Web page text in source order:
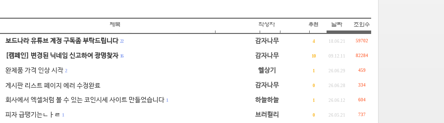
보드나라 유튜브 계정 구독좀 부탁드립니다 22 감자나무 4 18.06.21 59702
[캠페인] 변경된 닉네임 신고하여 광명찾자 16 감자나무 10 09.12.11 82284
완제품 가격 인상 시작 2 헬상기 1 26.06.29 459
게시판 리스트 페이지 에러 수정완료 감자나무 0 26.06.28 334
회사에서 엑셀처럼 볼 수 있는 코인시세 사이트 만들었습니다 1 하늘하늘 1 26.06.12 604
피자 급땡기는ㄴㅏㄹ 1 브러컬리 0 26.05.21 737